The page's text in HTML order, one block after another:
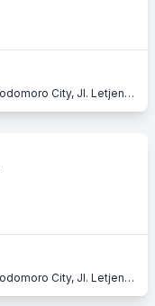
Central Park Mall, Lantai Lower Ground, Podomoro City, Jl. Letjend. S. Parman Kav. 28, Slipi, Jakarta Barat, Jakarta
Central Park Mall, Lantai Lower Ground, Podomoro City, Jl. Letjend. S. Parman Kav. 28, Slipi, Jakarta Barat, Jakarta